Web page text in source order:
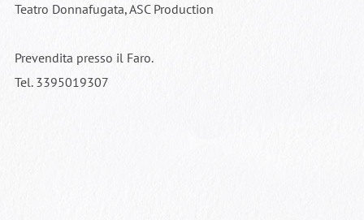
Teatro Donnafugata, ASC Production
Prevendita presso il Faro.
Tel. 3395019307